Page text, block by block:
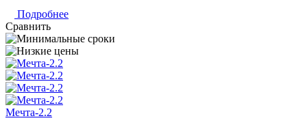
Подробнее
Сравнить
Мечта-2.2